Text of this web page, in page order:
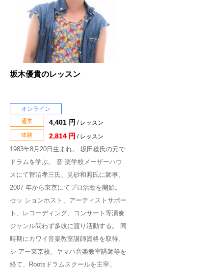
坂木優貴のレッスン
オンライン
通常
4,401 円 / レッスン
体験
2,814 円 / レッスン
1983年8月20日生まれ。 坂田稔氏の元で
ドラムを学ぶ。 音 楽学校メーザーハウ
スにて菅沼孝三氏、見砂和照氏に師事。
2007 年から東京にてプロ活動を開始。
セッ ションホスト、アーティストサポー
ト、レコーディング、コンサート等演奏
ジャンル問わず多岐に渡り活動する。 同
時期にカワイ音楽教室講師資格を取得。
シ アー東京校、ヤマハ音楽教室講師等を
経て、Rootsドラムスクールを主宰。